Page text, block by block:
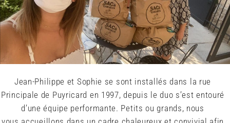
Jean-Philippe et Sophie se sont installés dans la rue
Principale de Puyricard en 1997, depuis le duo s’est entouré
d’une équipe performante. Petits ou grands, nous